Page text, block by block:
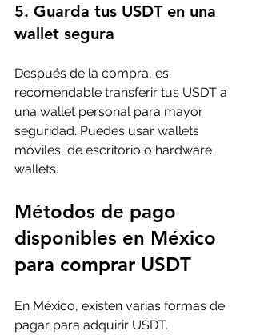
5. Guarda tus USDT en una
wallet segura
Después de la compra, es
recomendable transferir tus USDT a
una wallet personal para mayor
seguridad. Puedes usar wallets
móviles, de escritorio o hardware
wallets.
Métodos de pago
disponibles en México
para comprar USDT
En México, existen varias formas de
pagar para adquirir USDT.